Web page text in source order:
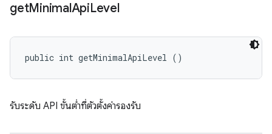
getMinimalApiLevel
public int getMinimalApiLevel ()
รับระดับ API ขั้นต่ำที่ตัวตั้งค่ารองรับ